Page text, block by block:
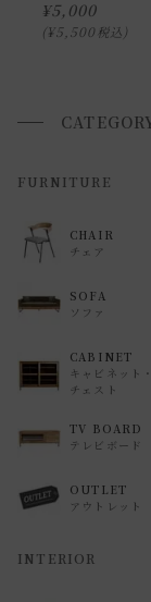
また、 日曜・祝
いませ 。
返品・交換に
ご覧ください。
¥5,000
¥5,500 税込
FURNITURE
CHAIR
チェア
SOFA
ソファ
CABINET
キャビネット・
チェスト
TV BOARD
テレビボード
OUTLET
アウトレット
INTERIOR